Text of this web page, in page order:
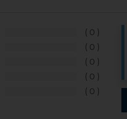
0
0
0
0
0